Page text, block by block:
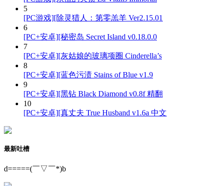
5
[PC游戏][除灵猎人：第零羔羊 Ver2.15.01
6
[PC+安卓][秘密岛 Secret Island v0.18.0.0
7
[PC+安卓][灰姑娘的玻璃项圈 Cinderella’s
8
[PC+安卓][蓝色污渍 Stains of Blue v1.9
9
[PC+安卓][黑钻 Black Diamond v0.8f 精翻
10
[PC+安卓][真丈夫 True Husband v1.6a 中文
最新吐槽
d=====(￣▽￣*)b